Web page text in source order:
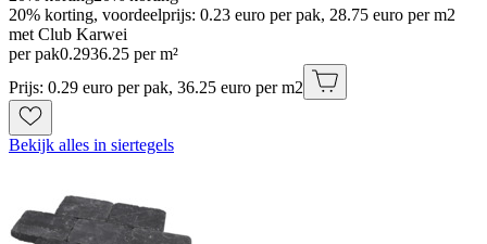
20% korting, voordeelprijs: 0.23 euro per pak, 28.75 euro per m2
met Club Karwei
per pak0.2936.25 per m²
Prijs: 0.29 euro per pak, 36.25 euro per m2
Bekijk alles in siertegels